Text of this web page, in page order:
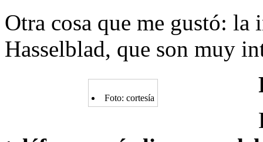
Otra cosa que me gustó:
Hasselblad, que son muy
Foto: cortesía